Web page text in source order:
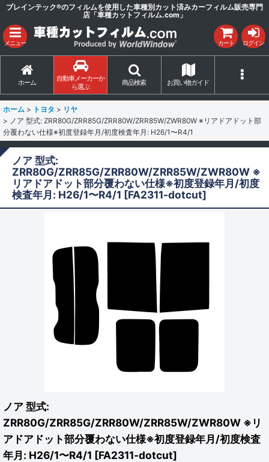
ブレインテック®のフィルムを使用した車種別カット済みカーフィルム販売専門
店「車種カットフィルム.com」
メニュー カート ログイン
ホーム
自動車メーカーか
ら選ぶ
商品検索 お買い物ガイド
ホーム > トヨタ > リヤ
> ノア 型式: ZRR80G/ZRR85G/ZRR80W/ZRR85W/ZWR80W ※リアドアドット部
分覆わない仕様※初度登録年月/初度検査年月: H26/1〜R4/1
ノア 型式:
ZRR80G/ZRR85G/ZRR80W/ZRR85W/ZWR80W ※
リアドアドット部分覆わない仕様※初度登録年月/初度
検査年月: H26/1〜R4/1 [FA2311-dotcut]
ノア 型式:
ZRR80G/ZRR85G/ZRR80W/ZRR85W/ZWR80W ※リ
アドアドット部分覆わない仕様※初度登録年月/初度検査
年月: H26/1〜R4/1 [FA2311-dotcut]